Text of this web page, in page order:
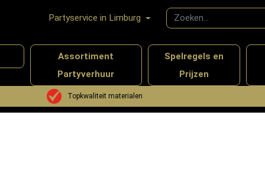
Partyservice in Limburg
Assortiment
Partyverhuur
Spelregels en
Prijzen
Topkwaliteit materialen
Stoelen & Barkrukken Stoelen Klapstoel